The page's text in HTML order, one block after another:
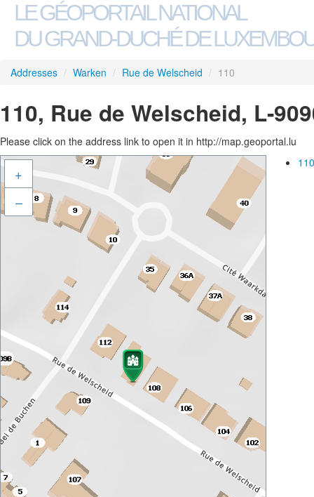
LE GÉOPORTAIL NATIONAL
DU GRAND-DUCHÉ DE
Addresses / Warken / Rue de Welscheid / 110
110, Rue de Welscheid, L-
Please click on the address link to open it in http://map.geoportal.lu
+
–